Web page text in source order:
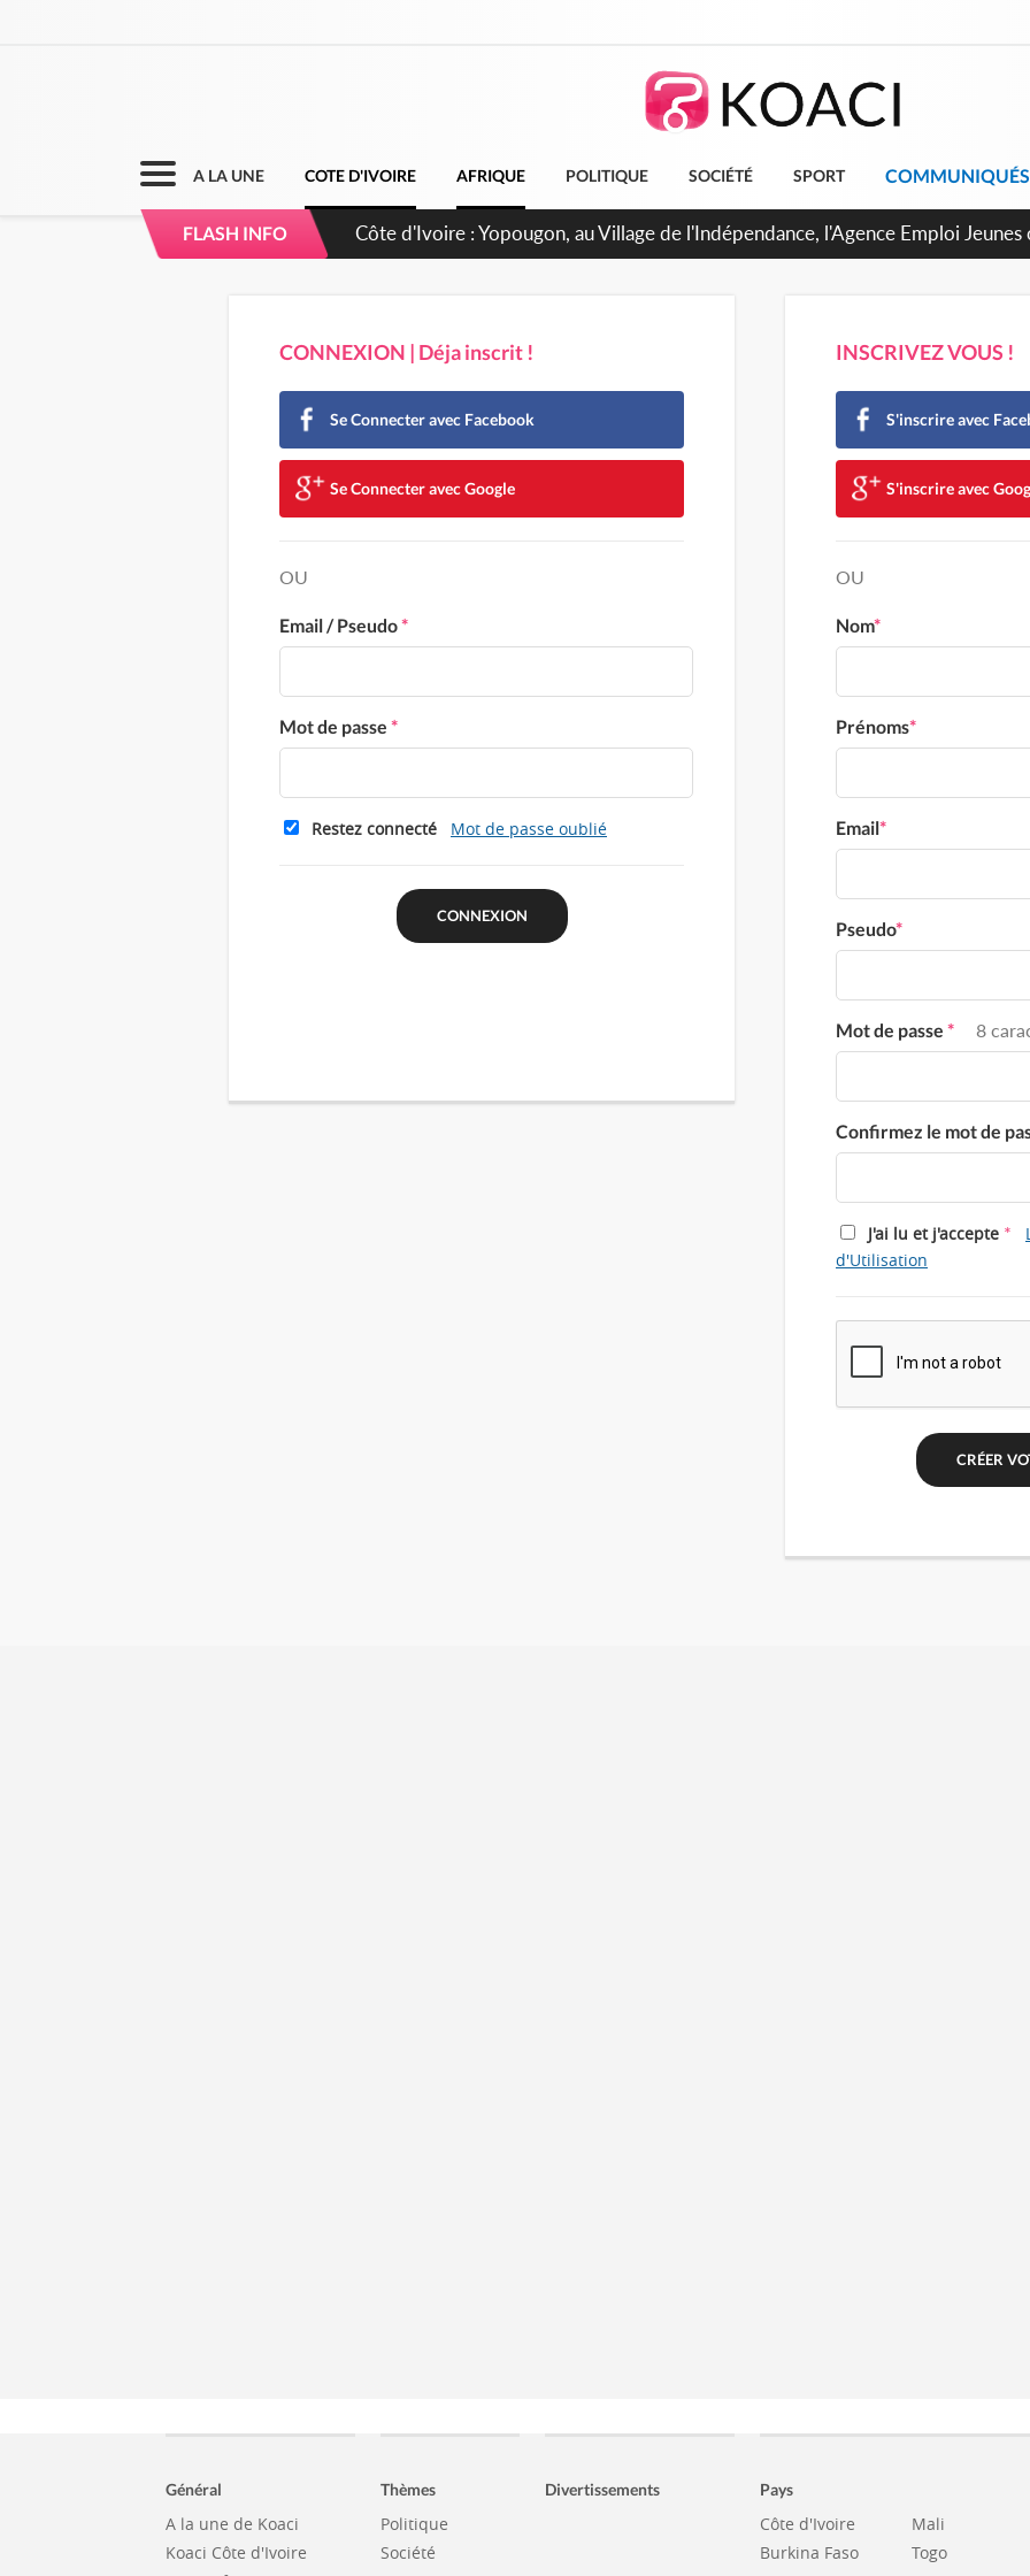
A LA UNE COTE D'IVOIRE AFRIQUE POLITIQUE SOCIÉTÉ SPORT COMMUNIQUÉS
FLASH INFO
Côte d'Ivoire : CHU de Treichville, après la fronde, les agents contractuels
CONNEXION | Déja inscrit !
Se Connecter avec Facebook
Se Connecter avec Google
OU
Email / Pseudo*
Mot de passe *
Restez connecté Mot de passe oublié
INSCRIVEZ VOUS !
S'inscrire avec
S'inscrire avec
OU
Nom*
Prénoms*
Email*
Pseudo*
Mot de passe * 8
Confirmez le mot de
J'ai lu et j'accepte *
d'Utilisation
Général
A la une de Koaci
Koaci Côte d'Ivoire
Thèmes
Politique
Société
Divertissements Pays
Côte d'Ivoire
Burkina Faso
Mali
Togo